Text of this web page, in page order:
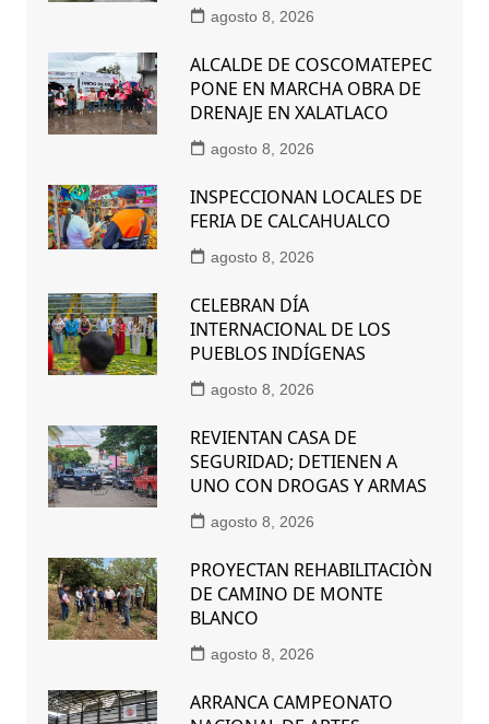
agosto 8, 2026
ALCALDE DE COSCOMATEPEC
PONE EN MARCHA OBRA DE
DRENAJE EN XALATLACO
agosto 8, 2026
INSPECCIONAN LOCALES DE
FERIA DE CALCAHUALCO
agosto 8, 2026
CELEBRAN DÍA
INTERNACIONAL DE LOS
PUEBLOS INDÍGENAS
agosto 8, 2026
REVIENTAN CASA DE
SEGURIDAD; DETIENEN A
UNO CON DROGAS Y ARMAS
agosto 8, 2026
PROYECTAN REHABILITACIÒN
DE CAMINO DE MONTE
BLANCO
agosto 8, 2026
ARRANCA CAMPEONATO